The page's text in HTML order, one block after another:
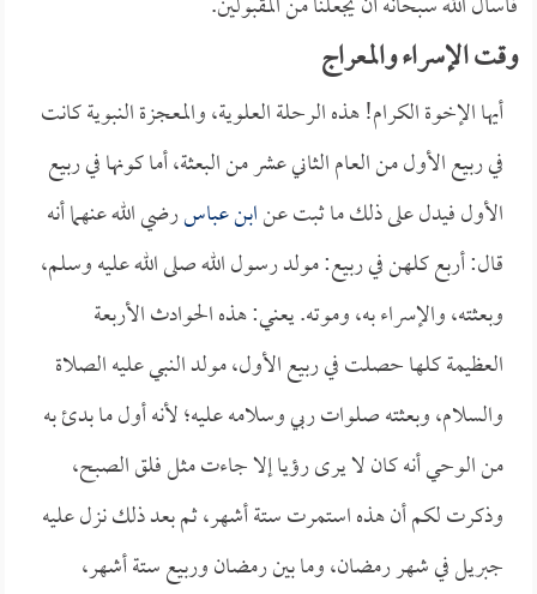
وقت الإسراء والمعراج
أيها الإخوة الكرام! هذه الرحلة العلوية، والمعجزة النبوية كانت
في ربيع الأول من العام الثاني عشر من البعثة، أما كونها في ربيع
الأول فيدل على ذلك ما ثبت عنابن عباسرضي الله عنهما أنه
قال: أربع كلهن في ربيع: مولد رسول الله صلى الله عليه وسلم،
وبعثته، والإسراء به، وموته. يعني: هذه الحوادث الأربعة
العظيمة كلها حصلت في ربيع الأول، مولد النبي عليه الصلاة
والسلام، وبعثته صلوات ربي وسلامه عليه؛ لأنه أول ما بدئ به
من الوحي أنه كان لا يرى رؤيا إلا جاءت مثل فلق الصبح،
وذكرت لكم أن هذه استمرت ستة أشهر، ثم بعد ذلك نزل عليه
جبريل في شهر رمضان، وما بين رمضان وربيع ستة أشهر،